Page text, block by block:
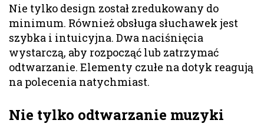
Nie tylko design został zredukowany do
minimum. Również obsługa słuchawek jest
szybka i intuicyjna. Dwa naciśnięcia
wystarczą, aby rozpocząć lub zatrzymać
odtwarzanie. Elementy czułe na dotyk reagują
na polecenia natychmiast.
Nie tylko odtwarzanie muzyki